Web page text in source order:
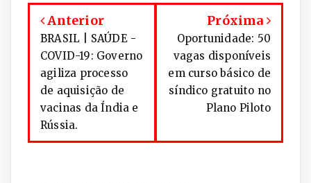
Anterior
BRASIL | SAÚDE -
COVID-19: Governo
agiliza processo
de aquisição de
vacinas da Índia e
Rússia.
Próxima
Oportunidade: 50
vagas disponíveis
em curso básico de
síndico gratuito no
Plano Piloto